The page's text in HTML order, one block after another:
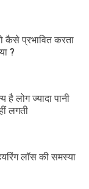
कैसे प्रभावित करता
?
है लोग ज्यादा पानी
लगती
लॉस की समस्या